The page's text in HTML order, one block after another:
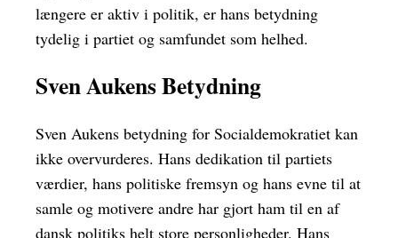
længere er aktiv i politik, er hans betydning
tydelig i partiet og samfundet som helhed.
Sven Aukens Betydning
Sven Aukens betydning for Socialdemokratiet kan
ikke overvurderes. Hans dedikation til partiets
værdier, hans politiske fremsyn og hans evne til at
samle og motivere andre har gjort ham til en af
dansk politiks helt store personligheder. Hans